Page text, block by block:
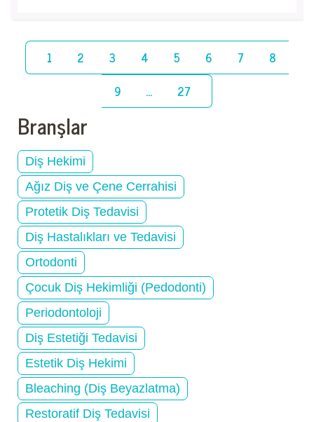
1 2 3 4 5 6 7
8
9
... 27
Branşlar
Diş Hekimi
Ağız Diş ve Çene Cerrahisi
Protetik Diş Tedavisi
Diş Hastalıkları ve Tedavisi
Ortodonti
Çocuk Diş Hekimliği (Pedodonti)
Periodontoloji
Diş Estetiği Tedavisi
Estetik Diş Hekimi
Bleaching (Diş Beyazlatma)
Restoratif Diş Tedavisi